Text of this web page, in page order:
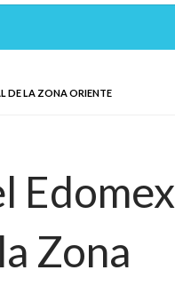
DE LA ZONA ORIENTE
Edomex
Zona